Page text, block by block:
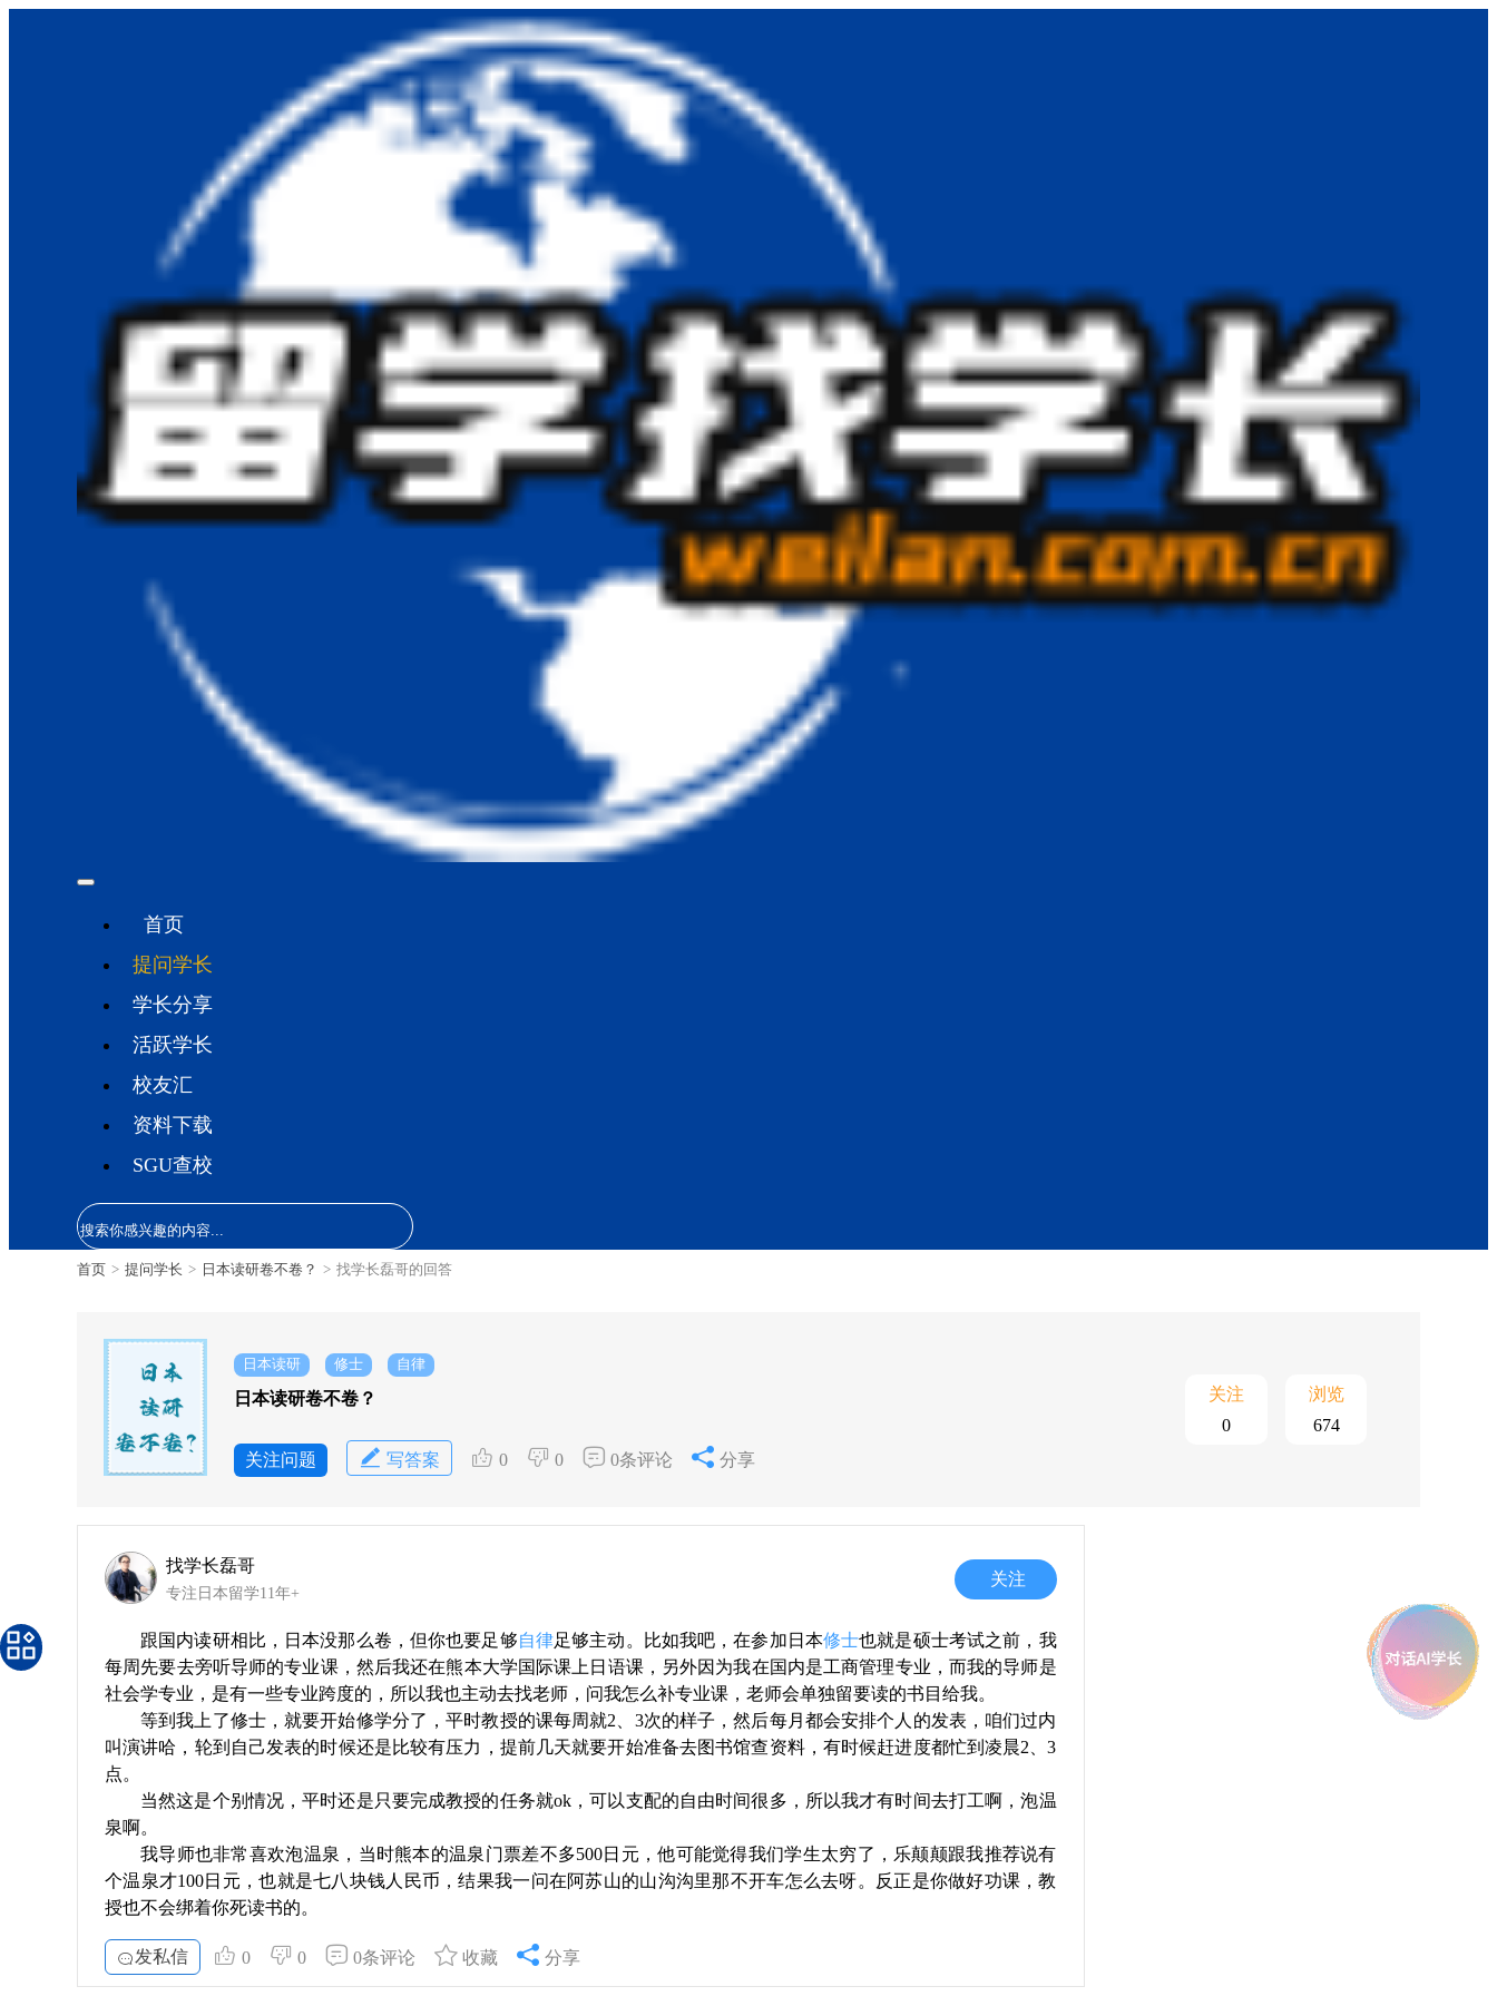
首页
提问学长
学长分享
活跃学长
校友汇
资料下载
SGU查校
首页 > 提问学长 > 日本读研卷不卷？ > 找学长磊哥的回答
日本读研 修士 自律
日本读研卷不卷？
关注问题 写答案 0 0 0条评论 分享
浏览
674
关注
0
找学长磊哥
专注日本留学11年+
关注
跟国内读研相比，日本没那么卷，但你也要足够自律足够主动。比如我吧，在参加日本修士也就是硕士考试之前，我
每周先要去旁听导师的专业课，然后我还在熊本大学国际课上日语课，另外因为我在国内是工商管理专业，而我的导师是
社会学专业，是有一些专业跨度的，所以我也主动去找老师，问我怎么补专业课，老师会单独留要读的书目给我。
等到我上了修士，就要开始修学分了，平时教授的课每周就2、3次的样子，然后每月都会安排个人的发表，咱们过内
叫演讲哈，轮到自己发表的时候还是比较有压力，提前几天就要开始准备去图书馆查资料，有时候赶进度都忙到凌晨2、3
点。
当然这是个别情况，平时还是只要完成教授的任务就ok，可以支配的自由时间很多，所以我才有时间去打工啊，泡温
泉啊。
我导师也非常喜欢泡温泉，当时熊本的温泉门票差不多500日元，他可能觉得我们学生太穷了，乐颠颠跟我推荐说有
个温泉才100日元，也就是七八块钱人民币，结果我一问在阿苏山的山沟沟里那不开车怎么去呀。反正是你做好功课，教
授也不会绑着你死读书的。
发私信 0 0 0条评论 收藏 分享